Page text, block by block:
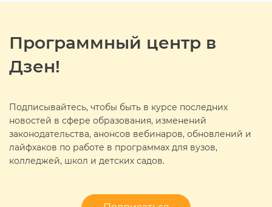
Программный центр
Дзен!
Подписывайтесь, чтобы быть в курсе последних
новостей в сфере образования, изменений
законодательства, анонсов вебинаров, обновлений и
лайфхаков по работе в программах для вузов,
колледжей, школ и детских садов.